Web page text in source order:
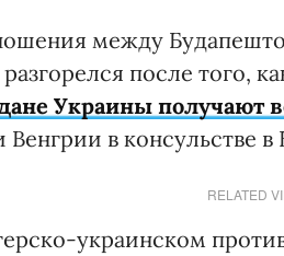
между
после того,
Украины получают
Венгрии в консульстве в
RELATED
украинском